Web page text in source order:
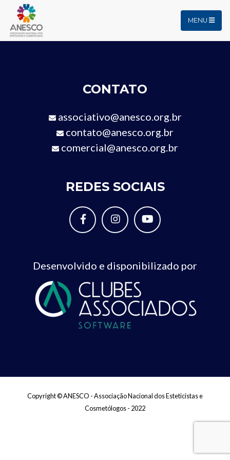
MENU
CONTATO
associativo@anesco.org.br
contato@anesco.org.br
comercial@anesco.org.br
REDES SOCIAIS
Desenvolvido e disponibilizado por
Copyright © ANESCO - Associação Nacional dos Esteticistas e
Cosmetólogos - 2022